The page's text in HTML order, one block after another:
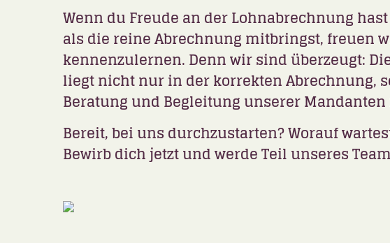
Wenn du Freude an der Lohnabrechnung
als die reine Abrechnung mitbringst, freuen
kennenzulernen. Denn wir sind überzeugt:
liegt nicht nur in der korrekten Abrechnung,
Beratung und Begleitung unserer
Bereit, bei uns durchzustarten? Worauf
Bewirb dich jetzt und werde Teil unseres